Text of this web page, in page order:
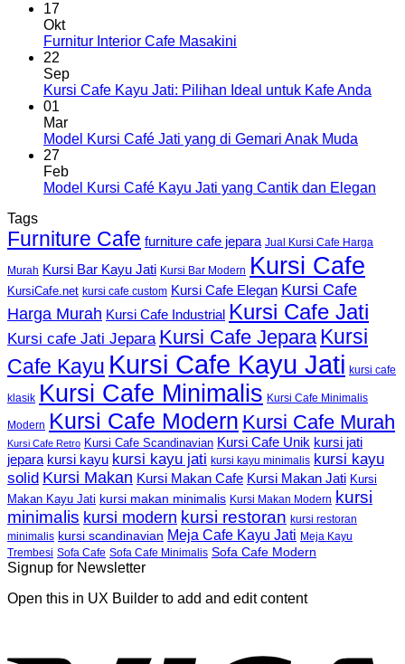
17
Okt
Furnitur Interior Cafe Masakini
22
Sep
Kursi Cafe Kayu Jati: Pilihan Ideal untuk Kafe Anda
01
Mar
Model Kursi Café Jati yang di Gemari Anak Muda
27
Feb
Model Kursi Café Kayu Jati yang Cantik dan Elegan
Tags
Furniture Cafe furniture cafe jepara Jual Kursi Cafe Harga
Murah Kursi Bar Kayu Jati Kursi Bar Modern Kursi Cafe
KursiCafe.net kursi cafe custom Kursi Cafe Elegan Kursi Cafe
Harga Murah Kursi Cafe Industrial Kursi Cafe Jati
Kursi cafe Jati Jepara Kursi Cafe Jepara Kursi
Cafe Kayu Kursi Cafe Kayu Jati kursi cafe
klasik Kursi Cafe Minimalis Kursi Cafe Minimalis
Modern Kursi Cafe Modern Kursi Cafe Murah
Kursi Cafe Retro Kursi Cafe Scandinavian Kursi Cafe Unik kursi jati
jepara kursi kayu kursi kayu jati kursi kayu minimalis kursi kayu
solid Kursi Makan Kursi Makan Cafe Kursi Makan Jati Kursi
Makan Kayu Jati kursi makan minimalis Kursi Makan Modern
kursi
minimalis kursi modern kursi restoran kursi restoran
minimalis kursi scandinavian Meja Cafe Kayu Jati Meja Kayu
Trembesi Sofa Cafe Sofa Cafe Minimalis Sofa Cafe Modern
Signup for Newsletter
Open this in UX Builder to add and edit content